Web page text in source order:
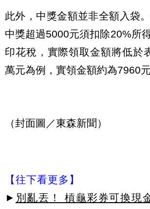
此外，中獎金額並非全額入袋
中獎超過5000元須扣除20%所
印花稅，實際領取金額將低於
萬元為例，實領金額約為7960元
（封面圖／東森新聞）
【往下看更多】
► 別亂丟！ 槓龜彩券可換現